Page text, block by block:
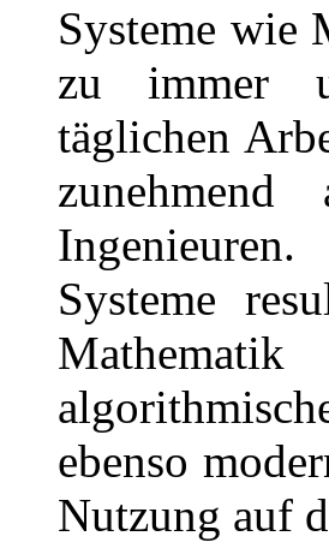
Systeme wie
zu immer
täglichen
Systeme
ebenso
Nutzung auf